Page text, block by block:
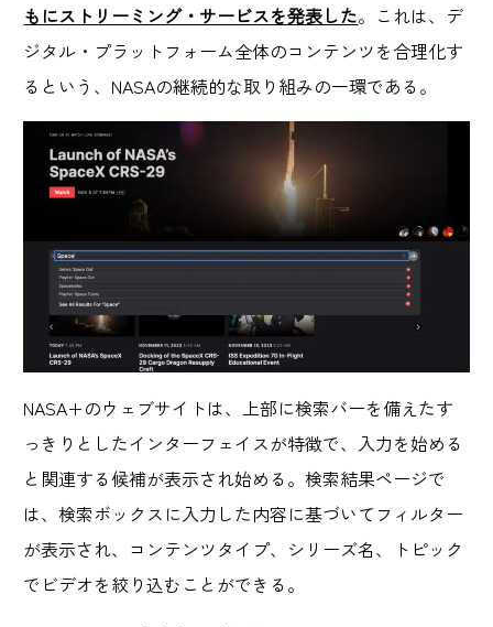
もにストリーミング・サービスを発表した。これは、デ
ジタル・プラットフォーム全体のコンテンツを合理化す
るという、NASAの継続的な取り組みの一環である。
NASA+のウェブサイトは、上部に検索バーを備えたす
っきりとしたインターフェイスが特徴で、入力を始める
と関連する候補が表示され始める。検索結果ページで
は、検索ボックスに入力した内容に基づいてフィルター
が表示され、コンテンツタイプ、シリーズ名、トピック
でビデオを絞り込むことができる。